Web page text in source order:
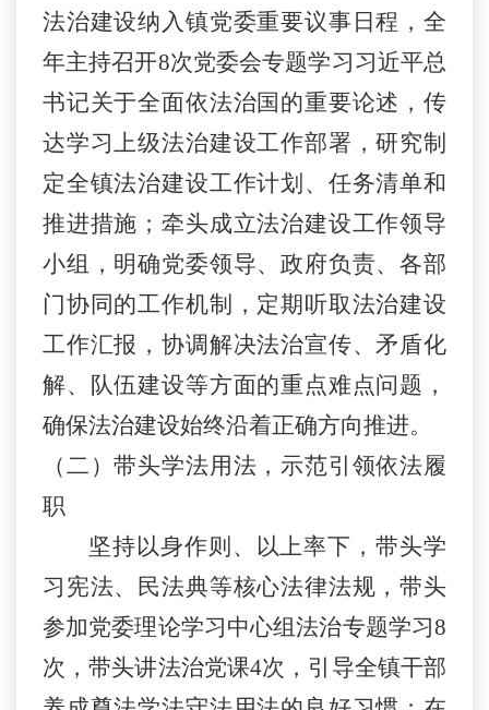
法治建设纳入镇党委重要议事日程，全
年主持召开8次党委会专题学习习近平总
书记关于全面依法治国的重要论述，传
达学习上级法治建设工作部署，研究制
定全镇法治建设工作计划、任务清单和
推进措施；牵头成立法治建设工作领导
小组，明确党委领导、政府负责、各部
门协同的工作机制，定期听取法治建设
工作汇报，协调解决法治宣传、矛盾化
解、队伍建设等方面的重点难点问题，
确保法治建设始终沿着正确方向推进。
（二）带头学法用法，示范引领依法履
职
坚持以身作则、以上率下，带头学
习宪法、民法典等核心法律法规，带头
参加党委理论学习中心组法治专题学习8
次，带头讲法治党课4次，引导全镇干部